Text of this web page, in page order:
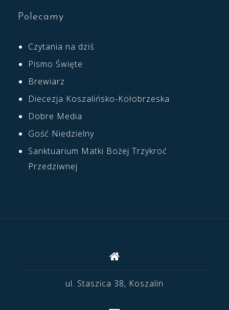
Polecamy
Czytania na dziś
Pismo Święte
Brewiarz
Diecezja Koszalińsko-Kołobrzeska
Dobre Media
Gość Niedzielny
Sanktuarium Matki Bożej Trzykroć
Przedziwnej
ul. Staszica 38, Koszalin